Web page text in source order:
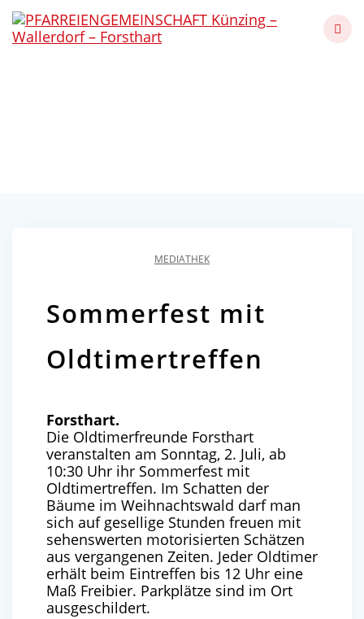
to
MEDIATHEK
Sommerfest mit
Oldtimertreffen
Forsthart.
Die Oldtimerfreunde Forsthart
veranstalten am Sonntag, 2. Juli, ab
10:30 Uhr ihr Sommerfest mit
Oldtimertreffen. Im Schatten der
Bäume im Weihnachtswald darf man
sich auf gesellige Stunden freuen mit
sehenswerten motorisierten Schätzen
aus vergangenen Zeiten. Jeder Oldtimer
erhält beim Eintreffen bis 12 Uhr eine
Maß Freibier. Parkplätze sind im Ort
ausgeschildert.